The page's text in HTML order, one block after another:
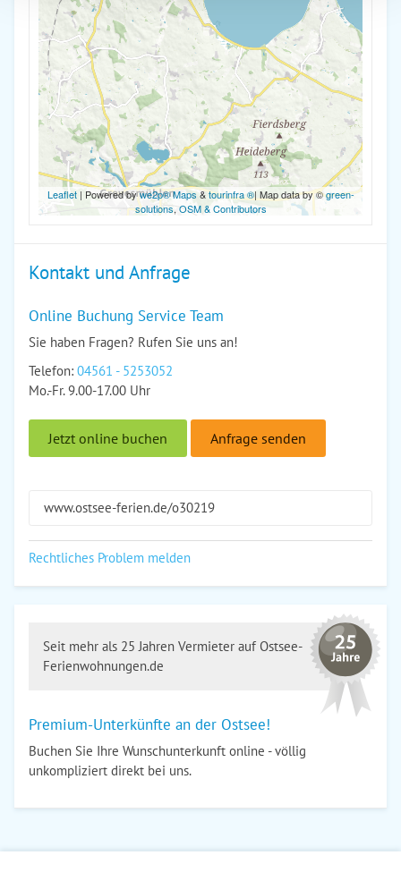
Leaflet| Powered bywe2p® Maps&tourinfra ®| Map data by ©green-
solutions,OSM & Contributors
Kontakt und Anfrage
Online Buchung Service Team
Sie haben Fragen? Rufen Sie uns an!
Telefon: 04561 - 5253052
Mo.-Fr. 9.00-17.00 Uhr
Jetzt online buchen Anfrage senden
www.ostsee-ferien.de/o30219
Rechtliches Problem melden
Seit mehr als 25 Jahren Vermieter auf Ostsee-
Ferienwohnungen.de
Premium-Unterkünfte an der Ostsee!
Buchen Sie Ihre Wunschunterkunft online - völlig
unkompliziert direkt bei uns.